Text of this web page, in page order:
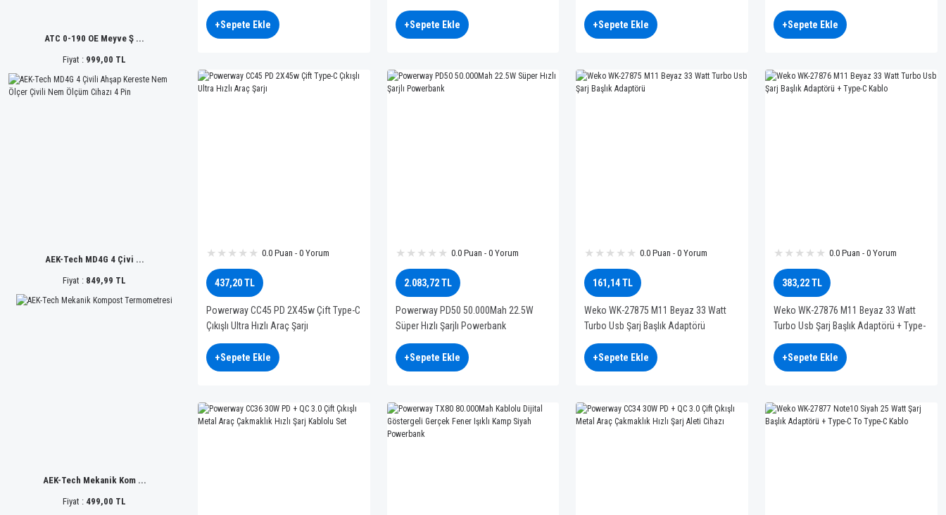
ATC 0-190 OE Meyve Ş ...
Fiyat : 999,00 TL
AEK-Tech MD4G 4 Çivi ...
Fiyat : 849,99 TL
AEK-Tech Mekanik Kom ...
Fiyat : 499,00 TL
Göstergeli Powerbank
+Sepete Ekle
Bank
+Sepete Ekle
+Sepete Ekle +Sepete Ekle
0.0 Puan - 0 Yorum
437,20 TL
Powerway CC45 PD 2X45w Çift Type-C
Çıkışlı Ultra Hızlı Araç Şarjı
+Sepete Ekle
0.0 Puan - 0 Yorum
2.083,72 TL
Powerway PD50 50.000Mah 22.5W
Süper Hızlı Şarjlı Powerbank
+Sepete Ekle
0.0 Puan - 0 Yorum
161,14 TL
Weko WK-27875 M11 Beyaz 33 Watt
Turbo Usb Şarj Başlık Adaptörü
+Sepete Ekle
0.0 Puan - 0 Yorum
383,22 TL
Weko WK-27876 M11 Beyaz 33 Watt
Turbo Usb Şarj Başlık Adaptörü + Type-
C Kablo
+Sepete Ekle